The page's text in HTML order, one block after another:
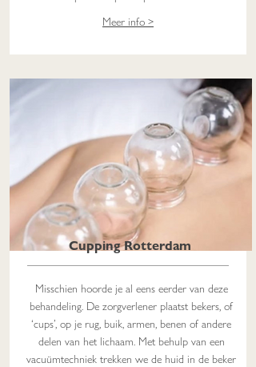
Meer info >
Cupping Rotterdam
Misschien hoorde je al eens eerder van deze
behandeling. De zorgverlener plaatst bekers, of
‘cups’, op je rug, buik, armen, benen of andere
delen van het lichaam. Met behulp van een
vacuümtechniek trekken we de huid in de beker